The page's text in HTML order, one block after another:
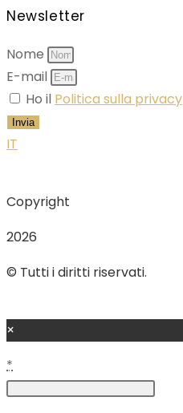
Newsletter
Nome
E-mail
Ho il Politica sulla privacy
Invia
IT
Copyright
2026
© Tutti i diritti riservati.
×
*